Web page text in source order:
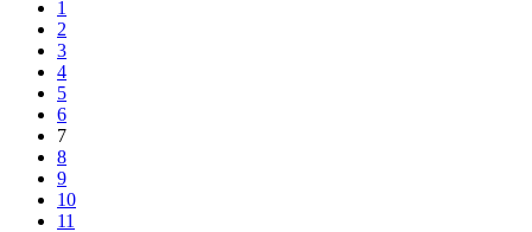
1
2
3
4
5
6
7
8
9
10
11